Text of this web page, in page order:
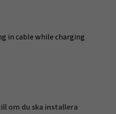
om du ska installera